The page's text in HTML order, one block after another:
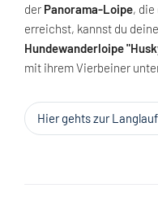
der Panorama-Loipe,
erreichst, kannst du
Hundewanderloipe
mit ihrem Vierbeiner
Hier gehts zur